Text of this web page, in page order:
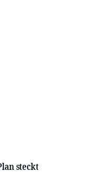
steckt